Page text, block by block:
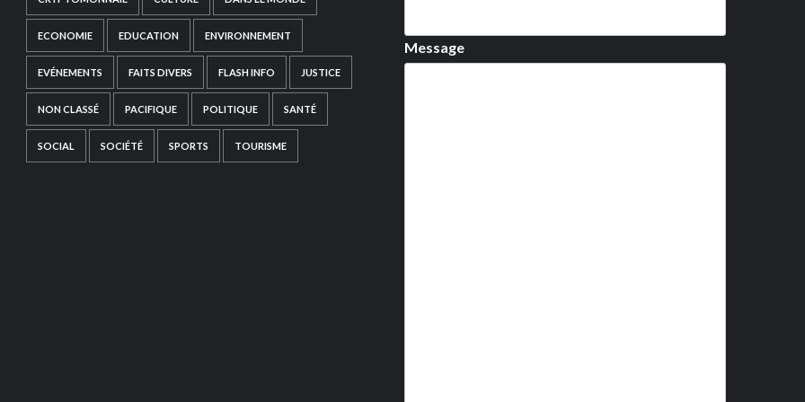
ECONOMIE EDUCATION ENVIRONNEMENT
EVÉNEMENTS FAITS DIVERS FLASH INFO JUSTICE
NON CLASSÉ PACIFIQUE POLITIQUE SANTÉ
SOCIAL SOCIÉTÉ SPORTS TOURISME
Message